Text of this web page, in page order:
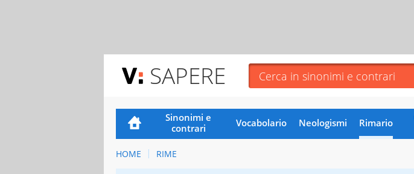
SAPERE
Sinonimi e
contrari
Vocabolario Neologismi Rimario
HOME RIME